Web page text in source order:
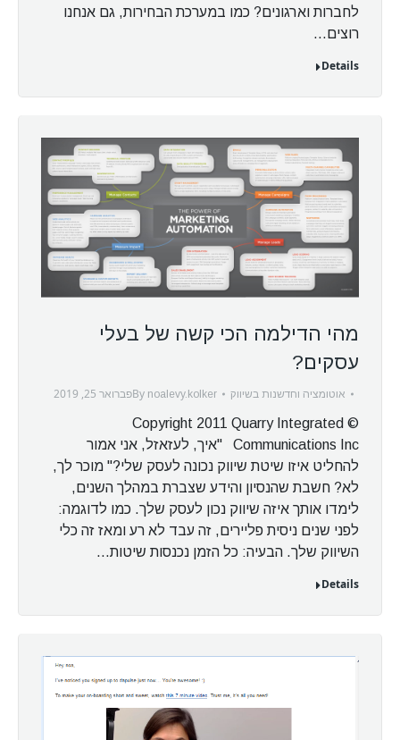
לחברות וארגונים? כמו במערכת הבחירות, גם אנחנו
רוצים…
Details
מהי הדילמה הכי קשה של בעלי
עסקים?
אוטומציה וחדשנות בשיווק By noalevy.kolker
פברואר 25, 2019
© Copyright 2011 Quarry Integrated
Communications Inc "איך, לעזאזל, אני אמור
להחליט איזו שיטת שיווק נכונה לעסק שלי?" מוכר לך,
לא? חשבת שהנסיון והידע שצברת במהלך השנים,
לימדו אותך איזה שיווק נכון לעסק שלך. כמו לדוגמה:
לפני שנים ניסית פליירים, זה עבד לא רע ומאז זה כלי
השיווק שלך. הבעיה: כל הזמן נכנסות שיטות…
Details